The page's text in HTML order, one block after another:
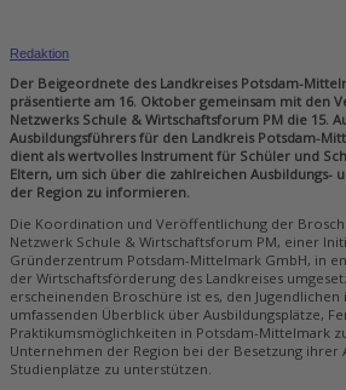
Redaktion
Der Beigeordnete des Landkreises Potsdam-
präsentierte am 16. Oktober gemeinsam mit den
Netzwerks Schule & Wirtschaftsforum PM die 15.
Ausbildungsführers für den Landkreis Potsdam-
dient als wertvolles Instrument für Schüler und
Eltern, um sich über die zahlreichen Ausbildungs-
der Region zu informieren.
Die Koordination und Veröffentlichung der
Netzwerk Schule & Wirtschaftsforum PM, einer
Gründerzentrum Potsdam-Mittelmark GmbH, in
der Wirtschaftsförderung des Landkreises
erscheinenden Broschüre ist es, den Jugendlichen
umfassenden Überblick über Ausbildungsplätze,
Praktikumsmöglichkeiten in Potsdam-Mittelmark
Unternehmen der Region bei der Besetzung ihrer
Studienplätze zu unterstützen.